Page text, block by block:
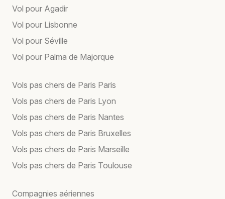
Vol pour Agadir
Vol pour Lisbonne
Vol pour Séville
Vol pour Palma de Majorque
Vols pas chers de Paris Paris
Vols pas chers de Paris Lyon
Vols pas chers de Paris Nantes
Vols pas chers de Paris Bruxelles
Vols pas chers de Paris Marseille
Vols pas chers de Paris Toulouse
Compagnies aériennes